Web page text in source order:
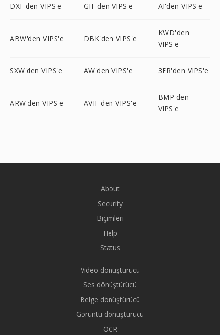
DXF'den VIPS'e GIF'den VIPS'e AI'den VIPS'e
ABW'den VIPS'e DBK'den VIPS'e
KWD'den
VIPS'e
SXW'den VIPS'e AW'den VIPS'e 3FR'den VIPS'e
ARW'den VIPS'e AVIF'den VIPS'e
BMP'den
VIPS'e
About
Security
Biçimleri
Help
Status
Video dönüştürücü
Ses dönüştürücü
Belge dönüştürücü
Görüntü dönüştürücü
OCR